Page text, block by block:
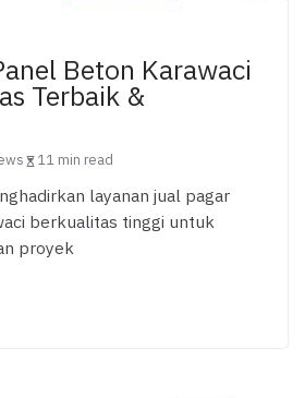
Beton Karawaci
Terbaik &
11 min read
layanan jual pagar
berkualitas tinggi untuk
proyek